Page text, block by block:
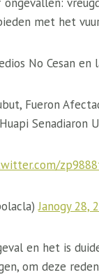
met het
No Cesan en
Fueron
Senadiaron
Janogy 28,
en het is
om deze